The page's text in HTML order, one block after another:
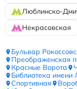
Люблинско-
Некрасовская
Бульвар
Преображенская
Красные Ворота
Библиотека имени
Спортивная